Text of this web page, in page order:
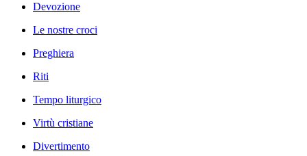
Devozione
Le nostre croci
Preghiera
Riti
Tempo liturgico
Virtù cristiane
Divertimento